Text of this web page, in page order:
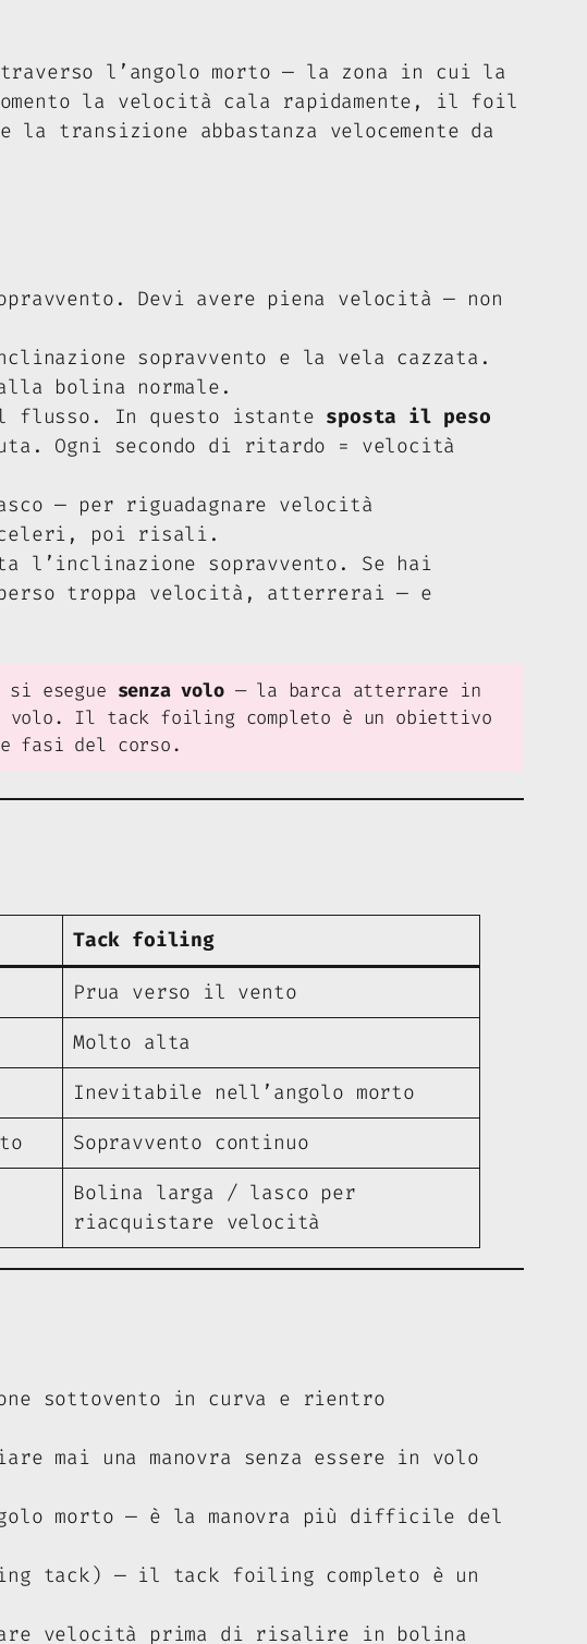
l’angolo morto — la zona in cui la
la velocità cala rapidamente, il foil
transizione abbastanza velocemente da
Devi avere piena velocità — non
sopravvento e la vela cazzata.
bolina normale.
flusso. In questo istante sposta il peso
Ogni secondo di ritardo = velocità
— per riguadagnare velocità
poi risali.
l’inclinazione sopravvento. Se hai
troppa velocità, atterrerai — e
esegue senza volo— la barca atterrare in
volo. Il tack foiling completo è un obiettivo
fasi del corso.
Tack foiling
Prua verso il vento
Molto alta
Inevitabile nell’angolo morto
Sopravvento continuo
Bolina larga / lasco per
riacquistare velocità
sottovento in curva e rientro
mai una manovra senza essere in volo
morto — è la manovra più difficile del
tack) — il tack foiling completo è un
velocità prima di risalire in bolina